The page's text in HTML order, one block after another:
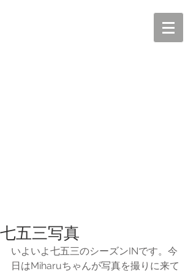
七五三写真
いよいよ七五三のシーズンINです。今
日はMiharuちゃんが写真を撮りに来て